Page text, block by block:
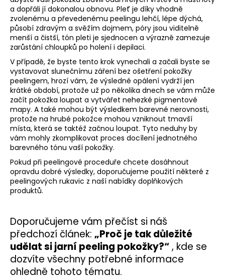
a dopřáli jí dokonalou obnovu. Pleť je díky vhodně
zvolenému a převedenému peelingu lehčí, lépe dýchá,
působí zdravým a svěžím dojmem, póry jsou viditelně
menší a čistší, tón pleti je sjednocen a výrazně zamezuje
zarůstání chloupků po holení i depilaci.
V případě, že byste tento krok vynechali a začali byste se
vystavovat slunečnímu záření bez ošetření pokožky
peelingem, hrozí vám, že výsledné opálení vydrží jen
krátké období, protože už po několika dnech se vám může
začít pokožka loupat a vytvářet nehezké pigmentové
mapy. A také mohou být výsledkem barevné nerovnosti,
protože na hrubé pokožce mohou vzniknout tmavší
místa, která se taktéž začnou loupat. Tyto neduhy by
vám mohly zkomplikovat proces docílení jednotného
barevného tónu vaší pokožky.
Pokud při peelingové proceduře chcete dosáhnout
opravdu dobré výsledky, doporučujeme použití některé z
peelingových rukavic z naší nabídky doplňkových
produktů.
Doporučujeme vám přečíst si náš
předchozí článek: „Proč je tak důležité
udělat si jarní peeling pokožky?“ , kde se
dozvíte všechny potřebné informace
ohledně tohoto tématu.
e